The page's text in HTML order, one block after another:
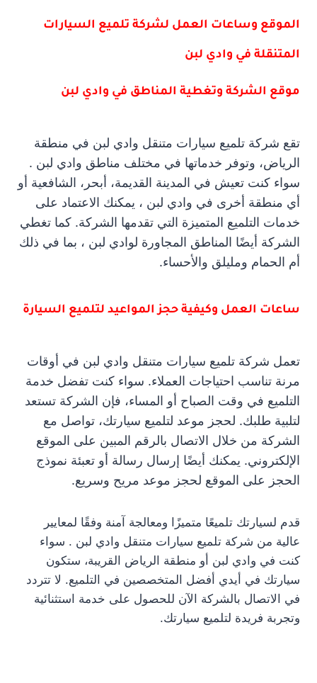
الموقع وساعات العمل لشركة تلميع السيارات
المتنقلة في وادي لبن
موقع الشركة وتغطية المناطق في وادي لبن
تقع شركة تلميع سيارات متنقل وادي لبن في منطقة
الرياض، وتوفر خدماتها في مختلف مناطق وادي لبن .
سواء كنت تعيش في المدينة القديمة، أبحر، الشافعية أو
أي منطقة أخرى في وادي لبن ، يمكنك الاعتماد على
خدمات التلميع المتميزة التي تقدمها الشركة. كما تغطي
الشركة أيضًا المناطق المجاورة لوادي لبن ، بما في ذلك
أم الحمام ومليلق والأحساء.
ساعات العمل وكيفية حجز المواعيد لتلميع السيارة
تعمل شركة تلميع سيارات متنقل وادي لبن في أوقات
مرنة تناسب احتياجات العملاء. سواء كنت تفضل خدمة
التلميع في وقت الصباح أو المساء، فإن الشركة تستعد
لتلبية طلبك. لحجز موعد لتلميع سيارتك، تواصل مع
الشركة من خلال الاتصال بالرقم المبين على الموقع
الإلكتروني. يمكنك أيضًا إرسال رسالة أو تعبئة نموذج
الحجز على الموقع لحجز موعد مريح وسريع.
قدم لسيارتك تلميعًا متميزًا ومعالجة آمنة وفقًا لمعايير
عالية من شركة تلميع سيارات متنقل وادي لبن . سواء
كنت في وادي لبن أو منطقة الرياض القريبة، ستكون
سيارتك في أيدي أفضل المتخصصين في التلميع. لا تتردد
في الاتصال بالشركة الآن للحصول على خدمة استثنائية
وتجربة فريدة لتلميع سيارتك.